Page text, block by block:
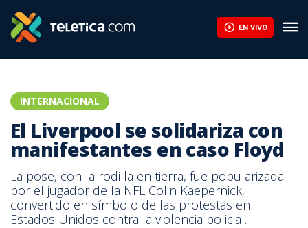
EN VIVO
INTERNACIONAL
El Liverpool se solidariza con
manifestantes en caso Floyd
​​La pose, con la rodilla en tierra, fue popularizada
por el jugador de la NFL Colin Kaepernick,
convertido en símbolo de las protestas en
Estados Unidos contra la violencia policial.